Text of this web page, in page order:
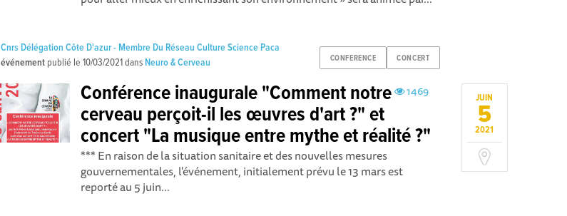
CONFERENCE CONCERT
Cnrs Délégation Côte D'azur - Membre Du Réseau Culture Science Paca
événement publié le10/03/2021dans Neuro & Cerveau
JUIN
5
2021
1469
Conférence inaugurale "Comment notre
cerveau perçoit-il les œuvres d'art ?" et
concert "La musique entre mythe et réalité ?"
*** En raison de la situation sanitaire et des nouvelles mesures
gouvernementales, l'événement, initialement prévu le 13 mars est
reporté au 5 juin...